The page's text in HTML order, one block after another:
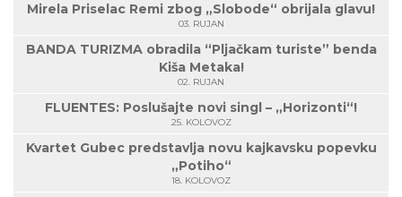
Mirela Priselac Remi zbog „Slobode“ obrijala glavu!
03. RUJAN
BANDA TURIZMA obradila “Pljačkam turiste” benda
Kiša Metaka!
02. RUJAN
FLUENTES: Poslušajte novi singl – „Horizonti“!
25. KOLOVOZ
Kvartet Gubec predstavlja novu kajkavsku popevku
„Potiho“
18. KOLOVOZ